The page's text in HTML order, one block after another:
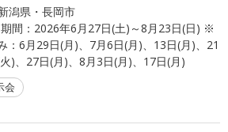
潟県・長岡市
期間： 2026年6月27日(土)～8月23日(日) ※
：6月29日(月)、7月6日(月)、13日(月)、21
)、27日(月)、8月3日(月)、17日(月)
会